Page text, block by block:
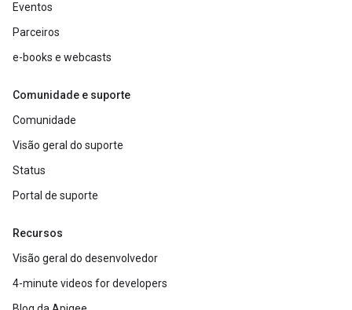
Eventos
Parceiros
e-books e webcasts
Comunidade e suporte
Comunidade
Visão geral do suporte
Status
Portal de suporte
Recursos
Visão geral do desenvolvedor
4-minute videos for developers